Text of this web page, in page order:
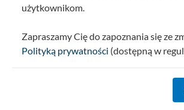
użytkownikom.
Zapraszamy Cię do zapoznania się ze
Polityką prywatności (dostępną w